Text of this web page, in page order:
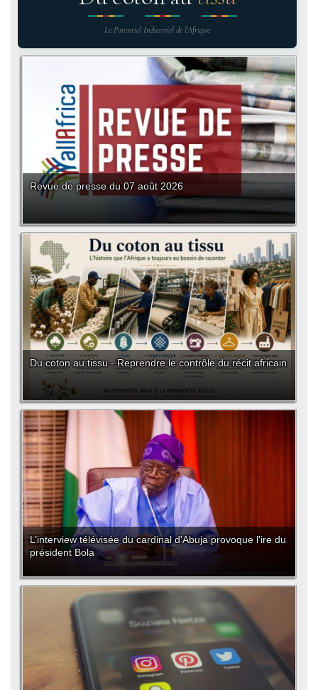
Le Potentiel Industriel de l'Afrique
Revue de presse du 07 août 2026
Du coton au tissu - Reprendre le contrôle du récit africain
L’interview télévisée du cardinal d'Abuja provoque l'ire du
président Bola